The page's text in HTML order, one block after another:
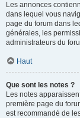
Les annonces
dans lequel vous
page du forum dans
générales, les
administrateurs du
Haut
Que sont les notes ?
Les notes
première page du
est recommandé de